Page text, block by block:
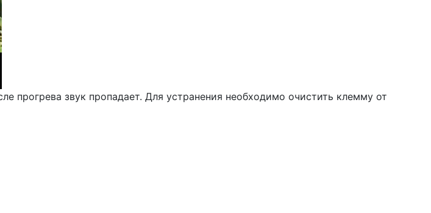
прогрева звук пропадает. Для устранения необходимо очистить клемму от